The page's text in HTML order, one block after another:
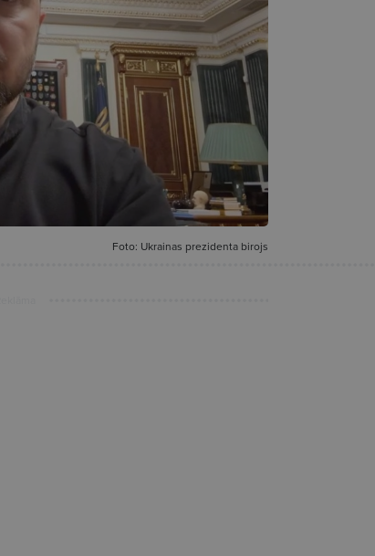
Foto: Ukrainas prezidenta birojs